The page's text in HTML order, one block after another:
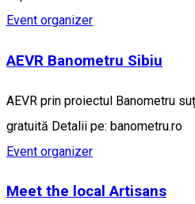
Event organizer
AEVR Banometru Sibiu
AEVR prin proiectul Banometru
gratuită Detalii pe: banometru.ro
Event organizer
Meet the local Artisans